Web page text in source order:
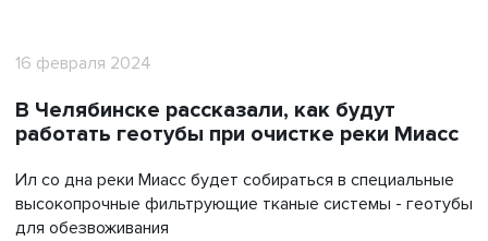
16 февраля 2024
В Челябинске рассказали, как будут
работать геотубы при очистке реки Миасс
Ил со дна реки Миасс будет собираться в специальные
высокопрочные фильтрующие тканые системы - геотубы
для обезвоживания